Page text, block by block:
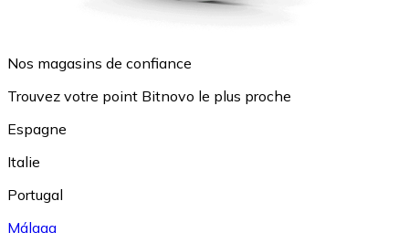
Nos magasins de confiance
Trouvez votre point Bitnovo le plus proche
Espagne
Italie
Portugal
Málaga